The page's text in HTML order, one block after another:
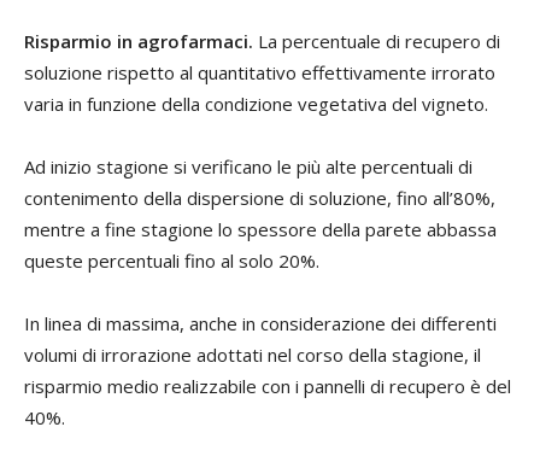
Risparmio in agrofarmaci. La percentuale di recupero di
soluzione rispetto al quantitativo effettivamente irrorato
varia in funzione della condizione vegetativa del vigneto.
Ad inizio stagione si verificano le più alte percentuali di
contenimento della dispersione di soluzione, fino all’80%,
mentre a fine stagione lo spessore della parete abbassa
queste percentuali fino al solo 20%.
In linea di massima, anche in considerazione dei differenti
volumi di irrorazione adottati nel corso della stagione, il
risparmio medio realizzabile con i pannelli di recupero è del
40%.